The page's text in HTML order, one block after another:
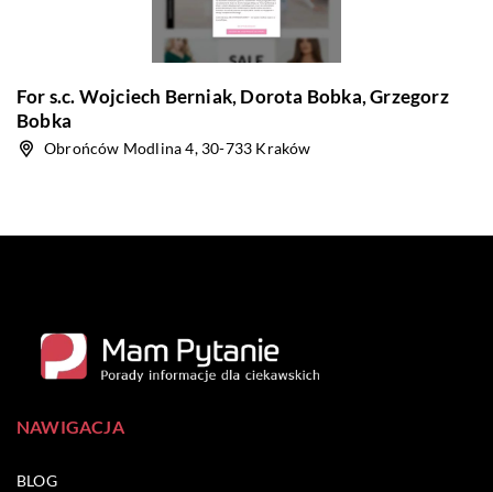
For s.c. Wojciech Berniak, Dorota Bobka, Grzegorz
Bobka
Obrońców Modlina 4, 30-733 Kraków
NAWIGACJA
BLOG